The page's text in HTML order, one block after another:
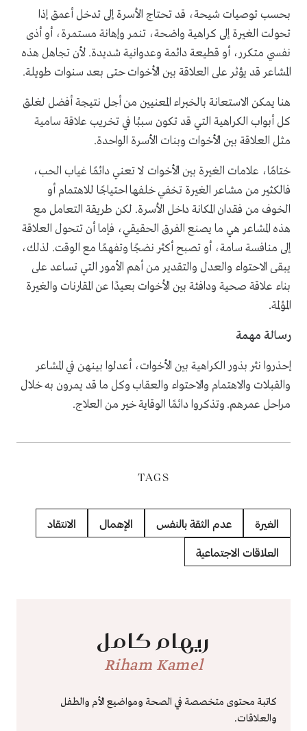
بحسب توصيات شيحة، قد تحتاج الأسرة إلى تدخل أعمق إذا
تحولت الغيرة إلى كراهية واضحة، تنمر وإهانة مستمرة، أو أذى
نفسي متكرر، أو قطيعة دائمة وعدوانية شديدة. لأن تجاهل هذه
المشاعر قد يؤثر على العلاقة بين الأخوات حتى بعد سنوات طويلة.
هنا يمكن الاستعانة بالخبراء المعنيين من أجل نتيجة أفضل لغلق
كل أبواب الكراهية التي قد تكون سببُا في تخريب علاقة سامية
مثل العلاقة بين الأخوات وبنات الأسرة الواحدة.
ختامًا، علامات الغيرة بين الأخوات لا تعني دائمًا غياب الحب،
فالكثير من مشاعر الغيرة تخفي خلفها احتياجًا للاهتمام أو
الخوف من فقدان المكانة داخل الأسرة. لكن طريقة التعامل مع
هذه المشاعر هي ما يصنع الفرق الحقيقي، فإما أن تتحول العلاقة
إلى منافسة سامة، أو تصبح أكثر نضجًا وتفهمًا مع الوقت. لذلك،
يبقى الاحتواء والعدل والتقدير من أهم الأمور التي تساعد على
بناء علاقة صحية ودافئة بين الأخوات بعيدًا عن المقارنات والغيرة
المؤلمة.
رسالة مهمة
إحذروا نثر بذور الكراهية بين الأخوات، أعدلوا بينهن في المشاعر
والقبلات والاهتمام والاحتواء والعقاب وكل ما قد يمرون به خلال
مراحل عمرهم. وتذكروا دائمًا الوقاية خير من العلاج.
TAGS
الغيرة عدم الثقة بالنفس الإهمال الانتقاد
العلاقات الاجتماعية
ريهام كامل
Riham Kamel
كاتبة محتوى متخصصة في الصحة ومواضيع الأم والطفل
والعلاقات.